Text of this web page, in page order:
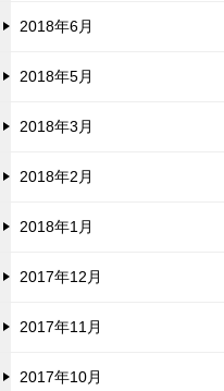
2018年6月
2018年5月
2018年3月
2018年2月
2018年1月
2017年12月
2017年11月
2017年10月